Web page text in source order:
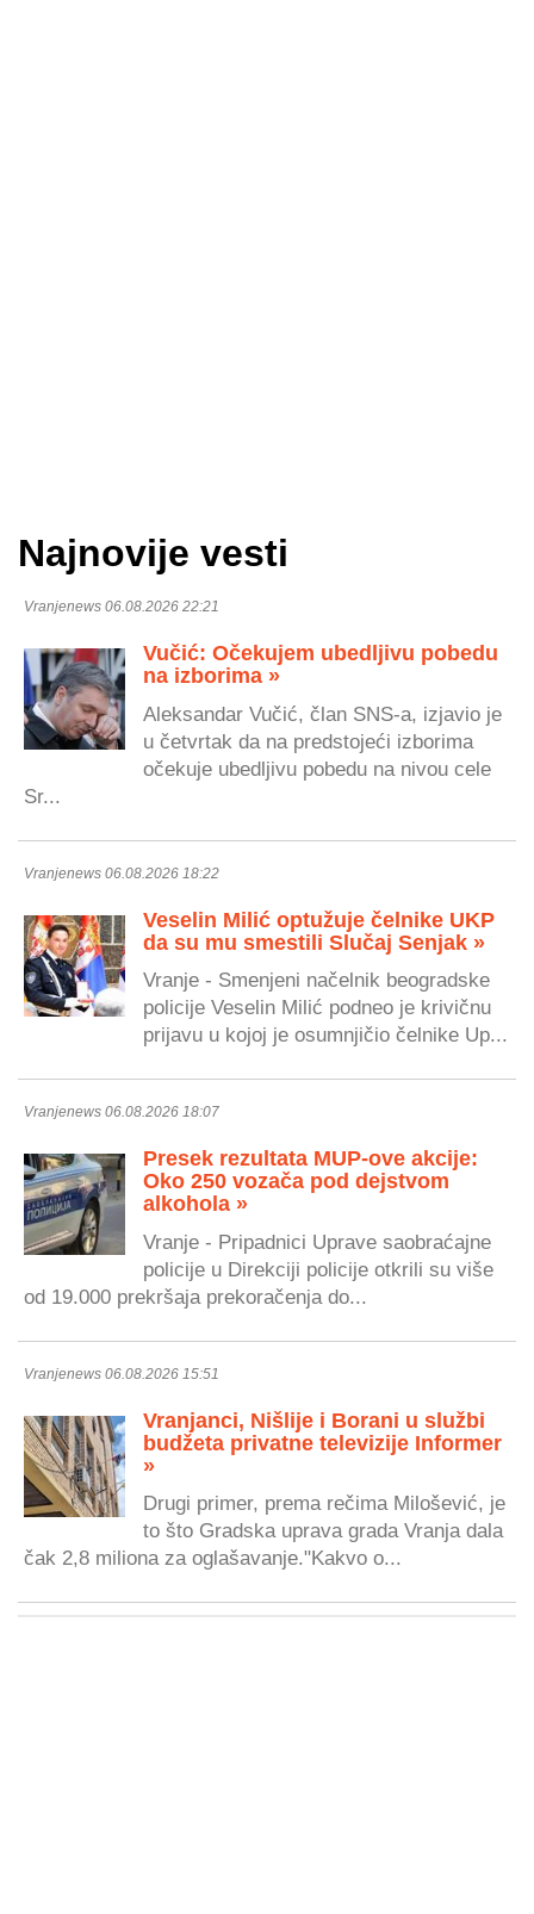
Najnovije vesti
Vranjenews 06.08.2026 22:21
Vučić: Očekujem ubedljivu pobedu
na izborima »
Aleksandar Vučić, član SNS-a, izjavio je
u četvrtak da na predstojeći izborima
očekuje ubedljivu pobedu na nivou cele
Sr...
Vranjenews 06.08.2026 18:22
Veselin Milić optužuje čelnike UKP
da su mu smestili Slučaj Senjak »
Vranje - Smenjeni načelnik beogradske
policije Veselin Milić podneo je krivičnu
prijavu u kojoj je osumnjičio čelnike Up...
Vranjenews 06.08.2026 18:07
Presek rezultata MUP-ove akcije:
Oko 250 vozača pod dejstvom
alkohola »
Vranje - Pripadnici Uprave saobraćajne
policije u Direkciji policije otkrili su više
od 19.000 prekršaja prekoračenja do...
Vranjenews 06.08.2026 15:51
Vranjanci, Nišlije i Borani u službi
budžeta privatne televizije Informer
»
Drugi primer, prema rečima Milošević, je
to što Gradska uprava grada Vranja dala
čak 2,8 miliona za oglašavanje."Kakvo o...